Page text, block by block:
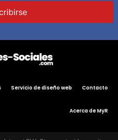
Servicio de diseño web Contacto
Acerca de MyR